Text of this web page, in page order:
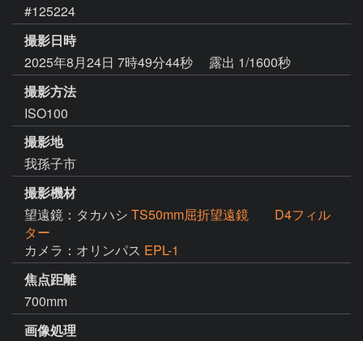
#125224
撮影日時
2025年8月24日 7時49分44秒
露出 1/1600秒
撮影方法
ISO100
撮影地
我孫子市
撮影機材
望遠鏡：タカハシ TS50mm屈折望遠鏡 D4フィル
ター
カメラ：オリンパス EPL-1
焦点距離
700mm
画像処理